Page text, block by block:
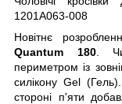
1201A063-008
Новітнє
Quantum 180.
периметром із
силікону Gel
стороні п'яти